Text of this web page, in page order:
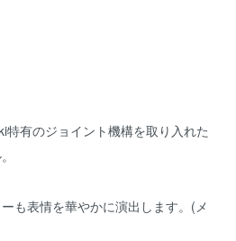
特有のジョイント機構を取り入れた
も表情を華やかに演出します。(メ